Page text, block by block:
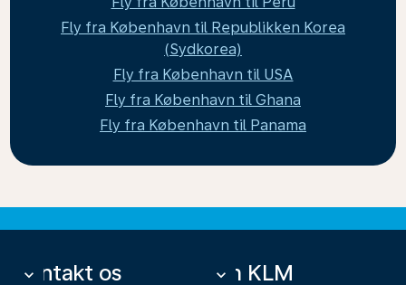
Fly fra København til Republikken Korea
(Sydkorea)
Fly fra København til USA
Fly fra København til Ghana
Fly fra København til Panama
Kontakt os
keyboard_arrow_down Om KLM
keyboard_arrow_down